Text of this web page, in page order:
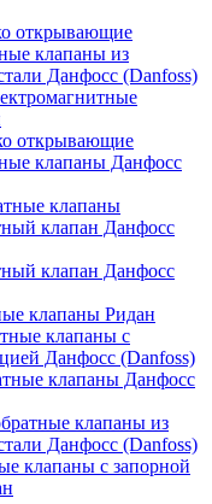
открывающие
клапаны из
Данфосс (Danfoss)
открывающие
клапаны Данфосс
клапаны
клапан Данфосс
клапан Данфосс
клапаны Ридан
клапаны с
Данфосс (Danfoss)
клапаны Данфосс
клапаны из
Данфосс (Danfoss)
клапаны с запорной